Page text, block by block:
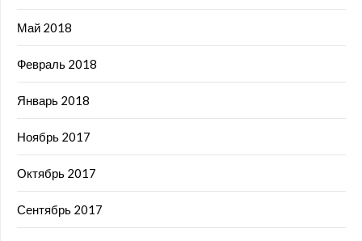
Май 2018
Февраль 2018
Январь 2018
Ноябрь 2017
Октябрь 2017
Сентябрь 2017